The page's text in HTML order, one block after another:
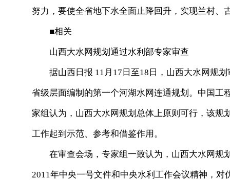
努力，要使全省地下水全面止降回升，实现兰村、
■相关
山西大水网规划通过水利部专家审查
据山西日报 11月17日至18日，山西大水网规划
省级层面编制的第一个河湖水网连通规划。中国工
家组认为，山西大水网规划总体上原则可行，该
工作起到示范、参考和借鉴作用。
在审查会场，专家组一致认为，山西大水网规
2011年中央一号文件和中央水利工作会议精神，